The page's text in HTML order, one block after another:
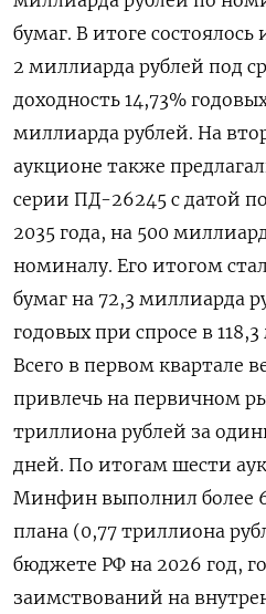
бумаг. ​В итоге
2 миллиарда рублей под
доходность 14,73%
миллиарда рублей. На
аукционе также
серии ПД-26245 с датой
2035 года, на 500
номиналу. ‌Его итогом
бумаг на 72,3 миллиарда
годовых при спросе в
Всего в первом ​квартале
привлечь на первичном
триллиона рублей за
дней. По итогам шести
Минфин ‌выполнил более
плана (0,77 триллиона
бюджете РФ на 2026 год,
заимствований на